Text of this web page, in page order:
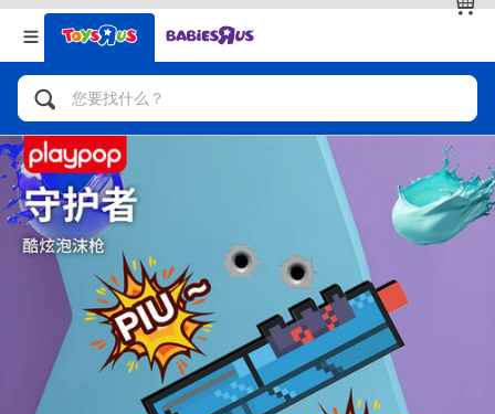
返回
分类目录
人气英雄，角色扮演，射击玩具
自行车，滑板车，骑乘车
拼砌组合及乐高LEGO
玩具车，货车，火车及遥控系列
手工艺，文具，蜡笔，泥胶，画板
返回
品牌
查看全部